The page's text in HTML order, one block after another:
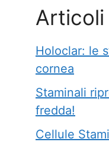
Articoli
Holoclar: le
cornea
Staminali
fredda!
Cellule